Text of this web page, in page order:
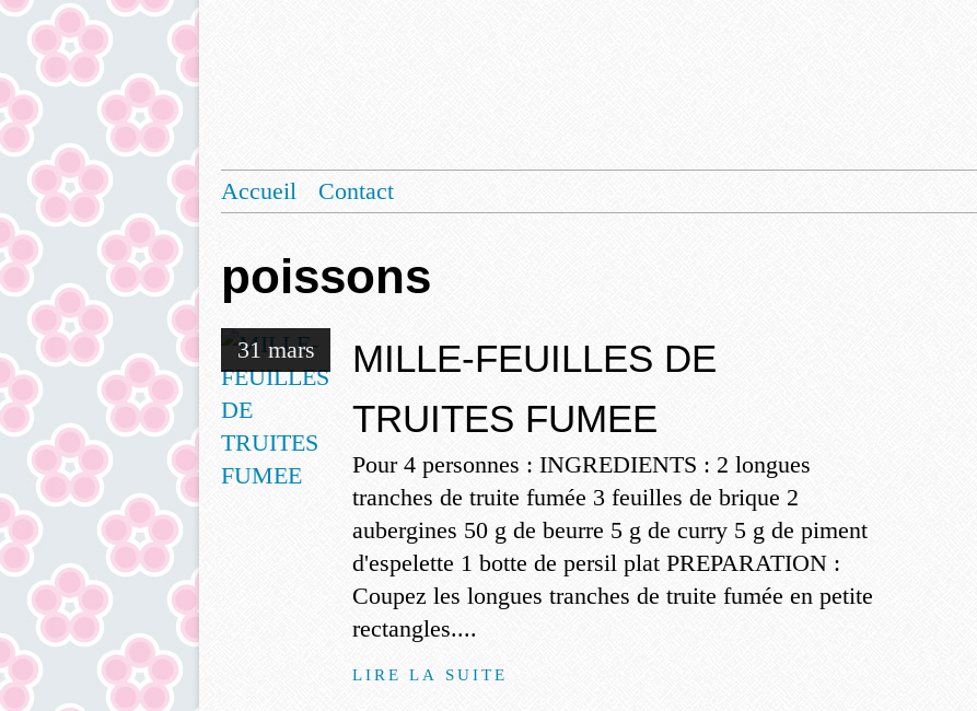
Accueil Contact
poissons
31 mars
MILLE-FEUILLES DE
TRUITES FUMEE
Pour 4 personnes : INGREDIENTS : 2 longues
tranches de truite fumée 3 feuilles de brique 2
aubergines 50 g de beurre 5 g de curry 5 g de piment
d'espelette 1 botte de persil plat PREPARATION :
Coupez les longues tranches de truite fumée en petite
rectangles....
LIRE LA SUITE